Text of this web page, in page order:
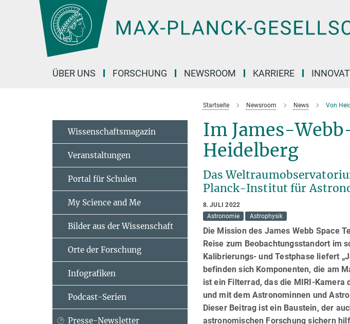
Hauptinhalt
ÜBER UNS FORSCHUNG NEWSROOM KARRIERE
Startseite Newsroom News Von
Im James-
Heidelberg
Das
Planck-Institut für
8. JULI 2022
Astronomie
Astrophysik
Die Mission des James Webb Space
Reise zum Beobachtungsstandort im
Kalibrierungs- und Testphase liefert
befinden sich Komponenten, die am
ist ein Filterrad, das die MIRI-
und mit dem Astronominnen und
Dieser Beitrag ist ein Baustein, der
astronomischen Forschung sichern
Wissenschaftsmagazin
Veranstaltungen
Portal für Schulen
My Science and Me
Bilder aus der Wissenschaft
Orte der Forschung
Infografiken
Podcast-Serien
Presse-Newsletter